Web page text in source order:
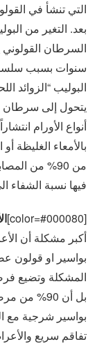
بعد. التغير من
سنوات بسبب
البوليب “الزوائد
يتحول إلى سرطان
أنواع الأورام
بالأمعاء الغليظة
من 90% من
فيها نسبة الشفاء الى
[color=#000080]
أكبر مشكلة أن
بواسير او قولون
المشكلة وتضيع
بل أن
بواسير شرجية مع
تفاقم سريع